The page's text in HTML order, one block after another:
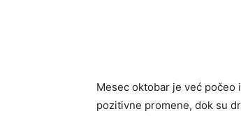
Mesec oktobar je već počeo
pozitivne promene, dok su